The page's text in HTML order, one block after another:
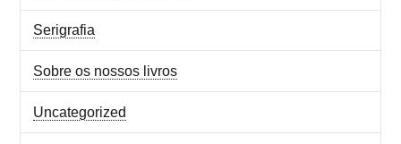
Serigrafia
Sobre os nossos livros
Uncategorized